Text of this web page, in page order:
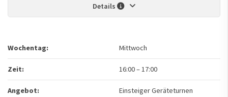
Details
Wochentag: Mittwoch
Zeit: 16:00–17:00
Angebot: Einsteiger Geräteturnen